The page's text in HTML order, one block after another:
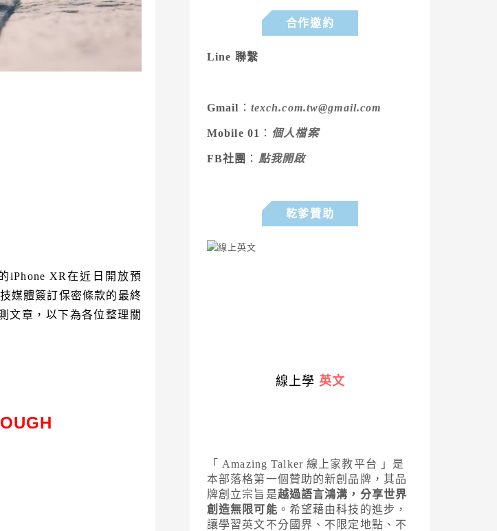
iPhone XR在近日開放預
媒體簽訂保密條款的最終
文章，以下為各位整理關
合作邀約
Line 聯繫
Gmail ： texch.com.tw@gmail.com
Mobile 01 ： 個人檔案
FB社團 ： 點我開啟
乾爹贊助
線上學 英文
「 Amazing Talker 線上家教平台 」是
本部落格第一個贊助的新創品牌，其品
牌創立宗旨是越過語言鴻溝，分享世界
創造無限可能 。希望藉由科技的進步，
讓學習英文不分國界、不限定地點、不